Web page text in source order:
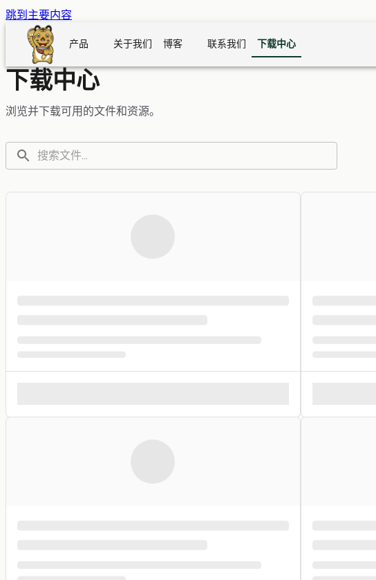
跳到主要内容
产品 关于我们 博客 联系我们 下载中心
下载中心
浏览并下载可用的文件和资源。